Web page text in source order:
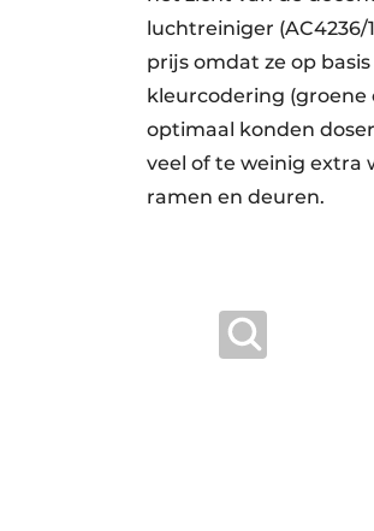
luchtreiniger
prijs omdat ze op
kleurcodering (groene
optimaal konden
veel of te weinig extra
ramen en deuren.